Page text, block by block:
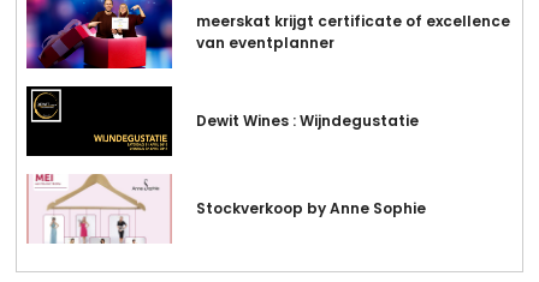
meerskat krijgt certificate of excellence
van eventplanner
Dewit Wines : Wijndegustatie
Stockverkoop by Anne Sophie